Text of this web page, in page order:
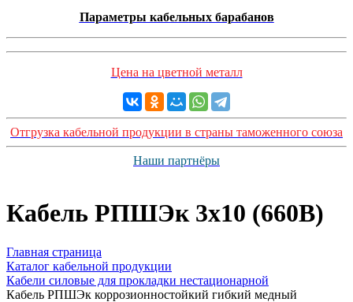
Параметры кабельных барабанов
Цена на цветной металл
Отгрузка кабельной продукции в страны таможенного союза
Наши партнёры
Кабель РПШЭк 3х10 (660В)
Главная страница
Каталог кабельной продукции
Кабели силовые для прокладки нестационарной
Кабель РПШЭк коррозионностойкий гибкий медный